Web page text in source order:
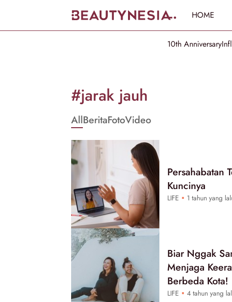
HOME
10th Anniversary
[GET_DATA_TITLE]
Beautynesia
#jarak jauh
AllBeritaFotoVideo
Persahabatan
Kuncinya
LIFE 1 tahun yang
Biar Nggak
Menjaga
Berbeda Kota!
LIFE 4 tahun yang